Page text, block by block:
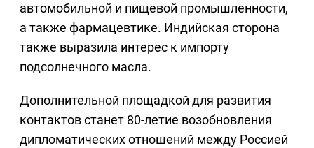
автомобильной и пищевой промышленности,
а также фармацевтике. Индийская сторона
также выразила интерес к импорту
подсолнечного масла.
Дополнительной площадкой для развития
контактов станет 80-летие возобновления
дипломатических отношений между Россией